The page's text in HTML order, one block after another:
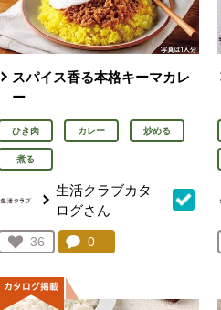
スパイス香る本格キーマカレ
ー
ひき肉 カレー 炒める
煮る
生活クラブカタ
ログさん
お気に入り登録：
36
人が登録
コメント：
0